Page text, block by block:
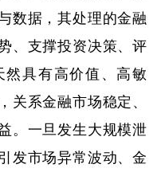
数据，其处理的金融
、支撑投资决策、评
具有高价值、高敏
系金融市场稳定、
。一旦发生大规模泄
发市场异常波动、金